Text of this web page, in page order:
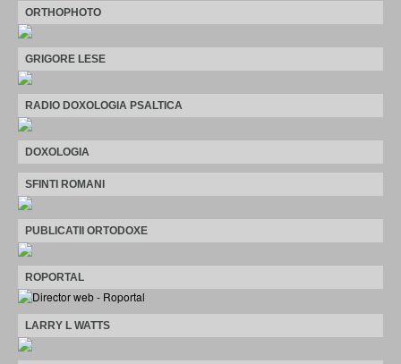
ORTHOPHOTO
GRIGORE LESE
RADIO DOXOLOGIA PSALTICA
DOXOLOGIA
SFINTI ROMANI
PUBLICATII ORTODOXE
ROPORTAL
LARRY L WATTS